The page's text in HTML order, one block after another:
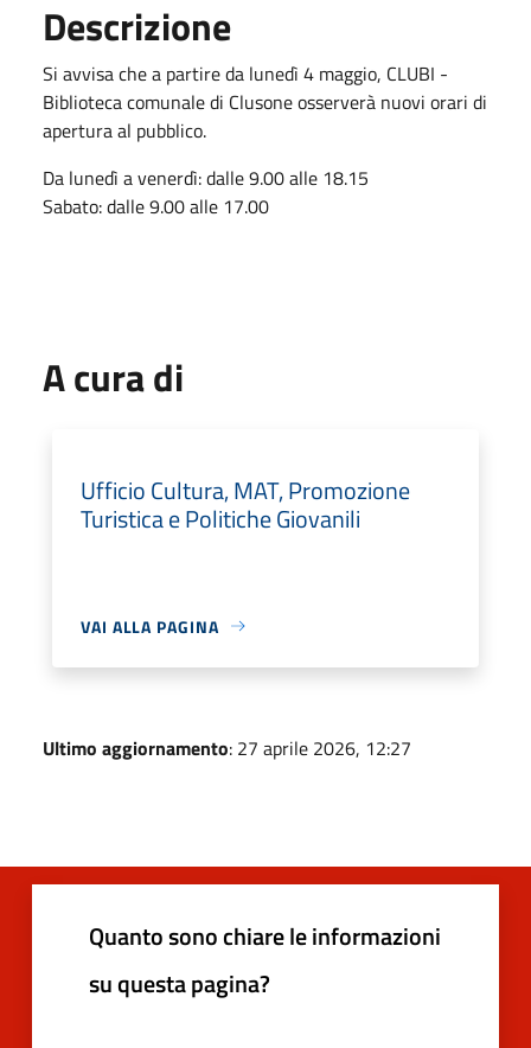
Descrizione
Si avvisa che a partire da lunedì 4 maggio, CLUBI -
Biblioteca comunale di Clusone osserverà nuovi orari di
apertura al pubblico.
Da lunedì a venerdì: dalle 9.00 alle 18.15
Sabato: dalle 9.00 alle 17.00
A cura di
Ufficio Cultura, MAT, Promozione
Turistica e Politiche Giovanili
VAI ALLA PAGINA
Ultimo aggiornamento: 27 aprile 2026, 12:27
Quanto sono chiare le informazioni
su questa pagina?